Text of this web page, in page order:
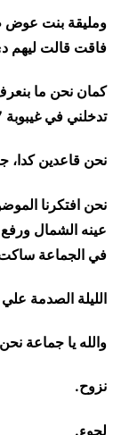
فاقت قالت ليهم
كمان نحن ما
تدخلني في غيبوبة 17 يوماً، حليل الكهرباء.
نحن قاعدين كدا،
نحن افتكرنا
عينه الشمال
في الجماعة
الليلة الصدمة
والله يا جماعة
نزوح.
لجوء.